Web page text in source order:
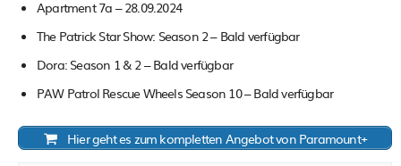
Apartment 7a – 28.09.2024
The Patrick Star Show: Season 2 – Bald verfügbar
Dora: Season 1 & 2 – Bald verfügbar
PAW Patrol Rescue Wheels Season 10 – Bald verfügbar
Hier geht es zum kompletten Angebot von Paramount+